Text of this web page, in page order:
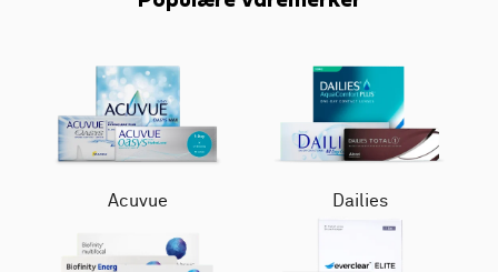
Acuvue Dailies